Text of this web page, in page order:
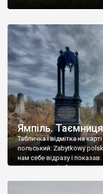
Ямпіль.
Табличка і відмітка на
польський. Zabytkowy
нам себе відразу і
віднести до фабричних,